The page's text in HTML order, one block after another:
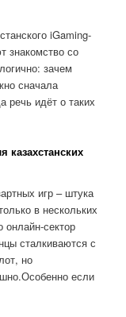
iGaming-
знакомство со
зачем
сначала
речь идёт о таких
казахстанских
игр – штука
в нескольких
сектор
сталкиваются с
но
если